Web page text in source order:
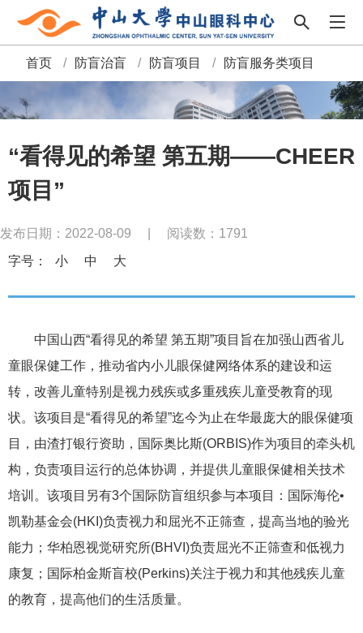
面
包
屑
首页 / 防盲治盲 / 防盲项目 / 防盲服务类项目
“看得见的希望 第五期——CHEER
项目”
发布日期：2022-08-09 阅读数： 1791
字号：
小 中 大
中国山西“看得见的希望 第五期”项目旨在加强山西省儿
童眼保健工作，推动省内小儿眼保健网络体系的建设和运
转，改善儿童特别是视力残疾或多重残疾儿童受教育的现
状。该项目是“看得见的希望”迄今为止在华最庞大的眼保健项
目，由渣打银行资助，国际奥比斯(ORBIS)作为项目的牵头机
构，负责项目运行的总体协调，并提供儿童眼保健相关技术
培训。该项目另有3个国际防盲组织参与本项目：国际海伦•
凯勒基金会(HKI)负责视力和屈光不正筛查，提高当地的验光
能力；华柏恩视觉研究所(BHVI)负责屈光不正筛查和低视力
康复；国际柏金斯盲校(Perkins)关注于视力和其他残疾儿童
的教育，提高他们的生活质量。